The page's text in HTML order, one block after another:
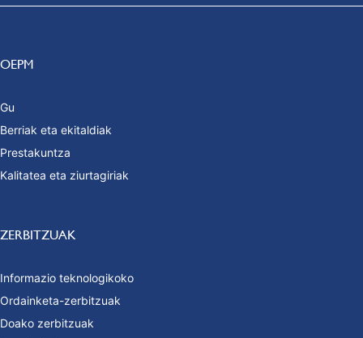
OEPM
Gu
Berriak eta ekitaldiak
Prestakuntza
Kalitatea eta ziurtagiriak
ZERBITZUAK
Informazio teknologikoko
Ordainketa-zerbitzuak
Doako zerbitzuak